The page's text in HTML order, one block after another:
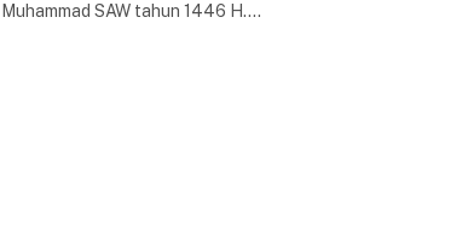
Muhammad SAW tahun 1446 H.…